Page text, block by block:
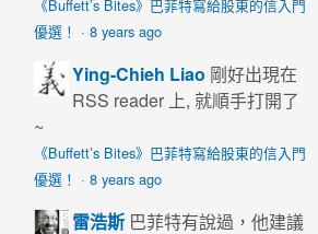
《Buffett’s Bites》巴菲特寫給股東的信入門
優選！ · 8 years ago
Ying-Chieh Liao 剛好出現在
RSS reader 上, 就順手打開了
~
《Buffett’s Bites》巴菲特寫給股東的信入門
優選！ · 8 years ago
雷浩斯 巴菲特有說過，他建議